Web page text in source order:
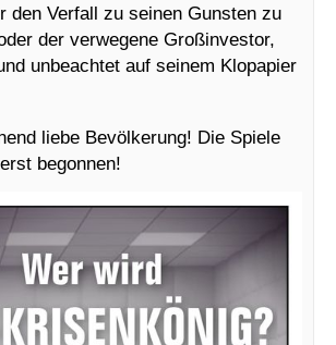
den Verfall zu seinen Gunsten zu
der verwegene Großinvestor,
unbeachtet auf seinem Klopapier
liebe Bevölkerung! Die Spiele
begonnen!